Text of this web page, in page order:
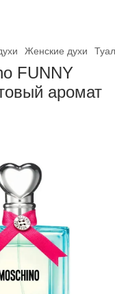
Женские духи
FUNNY
аромат